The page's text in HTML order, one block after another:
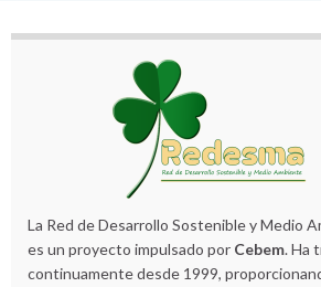
La Red de Desarrollo Sostenible y Medio
es un proyecto impulsado por Cebem. Ha
continuamente desde 1999,